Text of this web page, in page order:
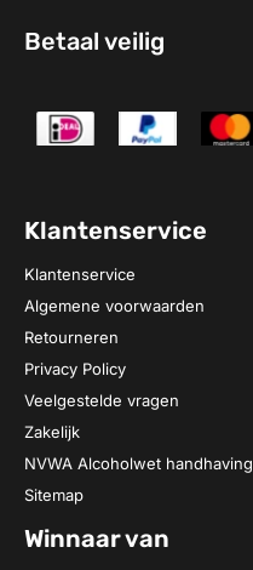
Betaal veilig
Klantenservice
Klantenservice
Algemene voorwaarden
Retourneren
Privacy Policy
Veelgestelde vragen
Zakelijk
NVWA Alcoholwet handhaving
Sitemap
Winnaar van